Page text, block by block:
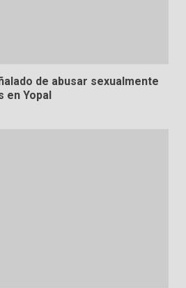
de abusar sexualmente
en Yopal